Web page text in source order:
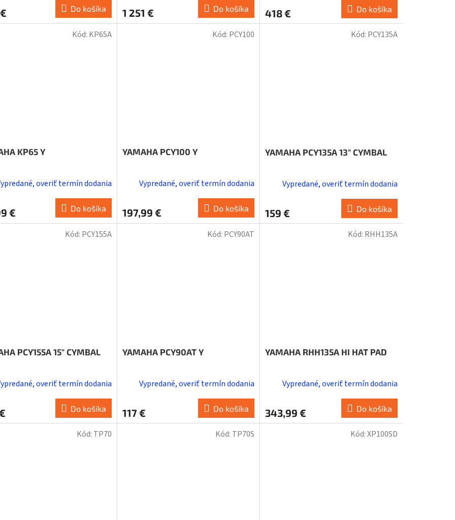
Do košíka 1 251 € Do košíka 418 € Do košíka
KP65 Y
overiť termín dodania
€ Do košíka
Kód: KP65A
YAMAHA PCY100 Y
Vypredané, overiť termín dodania
197,99 € Do košíka
Kód: PCY100
YAMAHA PCY135A 13" CYMBAL
Vypredané, overiť termín dodania
159 € Do košíka
Kód: PCY135A
PCY155A 15" CYMBAL
overiť termín dodania
Do košíka
Kód: PCY155A
YAMAHA PCY90AT Y
Vypredané, overiť termín dodania
117 € Do košíka
Kód: PCY90AT
YAMAHA RHH135A HI HAT PAD
Vypredané, overiť termín dodania
343,99 € Do košíka
Kód: RHH135A
Kód: TP70 Kód: TP70S Kód:XP100SD